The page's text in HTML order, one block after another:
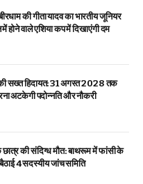
की गीता यादव का भारतीय जूनियर
होने वाले एशिया कप में दिखाएंगी दम
की सख्त हिदायत: 31 अगस्त 2028 तक
अटकेगी पदोन्नति और नौकरी
की संदिग्ध मौत: बाथरूम में फांसी के
4 सदस्यीय जांच समिति